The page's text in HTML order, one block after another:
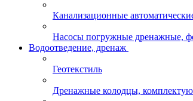
Канализационные
Насосы погружные дренажные,
Водоотведение, дренаж
Геотекстиль
Дренажные колодцы,